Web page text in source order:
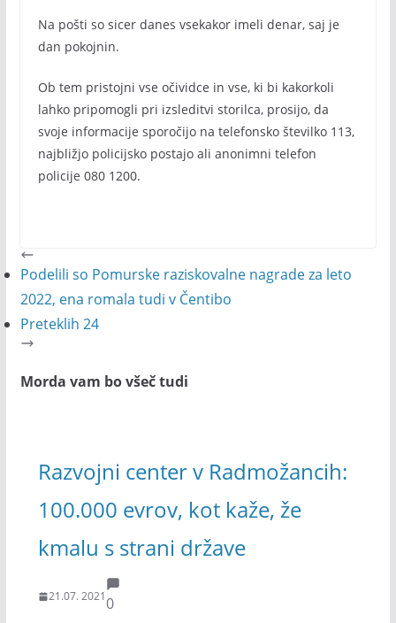
Na pošti so sicer danes vsekakor imeli denar, saj je
dan pokojnin.
Ob tem pristojni vse očividce in vse, ki bi kakorkoli
lahko pripomogli pri izsleditvi storilca, prosijo, da
svoje informacije sporočijo na telefonsko številko 113,
najbližjo policijsko postajo ali anonimni telefon
policije 080 1200.
Podelili so Pomurske raziskovalne nagrade za leto
2022, ena romala tudi v Čentibo
Preteklih 24
Morda vam bo všeč tudi
Razvojni center v Radmožancih:
100.000 evrov, kot kaže, že
kmalu s strani države
21.07. 20210